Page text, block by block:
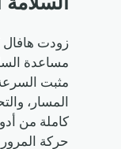
مساعدة
مثبت
المسار،
كاملة من
حركة